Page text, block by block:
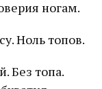
ногам.
Ноль топов.
Без топа.